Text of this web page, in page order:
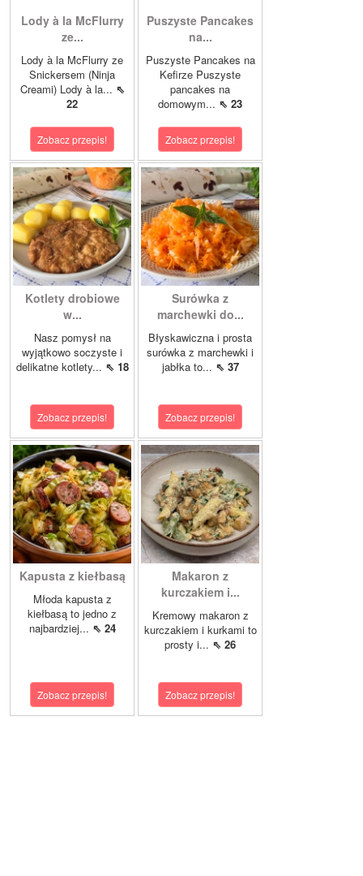
Lody à la McFlurry
ze...
Lody à la McFlurry ze
Snickersem (Ninja
Creami) Lody à la... ⇖
22
Zobacz przepis!
Puszyste Pancakes
na...
Puszyste Pancakes na
Kefirze Puszyste
pancakes na
domowym... ⇖ 23
Zobacz przepis!
Kotlety drobiowe
w...
Nasz pomysł na
wyjątkowo soczyste i
delikatne kotlety... ⇖ 18
Zobacz przepis!
Surówka z
marchewki do...
Błyskawiczna i prosta
surówka z marchewki i
jabłka to... ⇖ 37
Zobacz przepis!
Kapusta z kiełbasą
Młoda kapusta z
kiełbasą to jedno z
najbardziej... ⇖ 24
Zobacz przepis!
Makaron z
kurczakiem i...
Kremowy makaron z
kurczakiem i kurkami to
prosty i... ⇖ 26
Zobacz przepis!